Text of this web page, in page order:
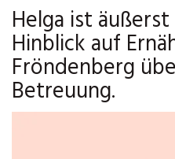
Helga ist
Hinblick auf
Fröndenberg
Betreuung.